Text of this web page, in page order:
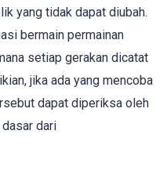
yang tidak dapat diubah.
bermain permainan
setiap gerakan dicatat
jika ada yang mencoba
dapat diperiksa oleh
dari